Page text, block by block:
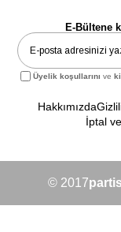
E-Bültene
Üyelik koşullarını ve
Hakkımızda
İptal
© 2017